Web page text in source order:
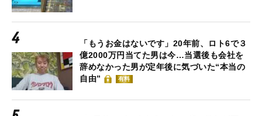
「もうお金はないです」20年前、ロト6で３
億2000万円当てた男は今…当選後も会社を
辞めなかった男が定年後に気づいた“本当の
自由”
有料